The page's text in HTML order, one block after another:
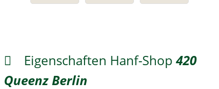
Eigenschaften Hanf-Shop420
Queenz Berlin